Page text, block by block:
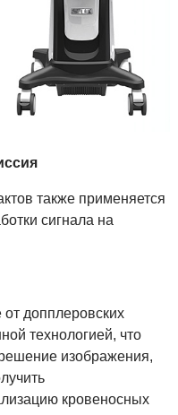
также применяется
сигнала на
допплеровских
технологией, что
изображения,
кровеносных